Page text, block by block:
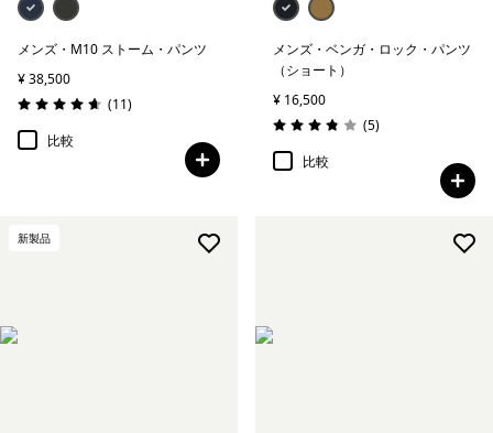
メンズ・M10 ストーム・パンツ
¥ 38,500
評価: 4.6 / 5
(11レビュー
)
比較
メンズ・ベンガ・ロック・パンツ
（ショート）
¥ 16,500
評価: 3.8 / 5
(5レビュー
)
比較
新製品